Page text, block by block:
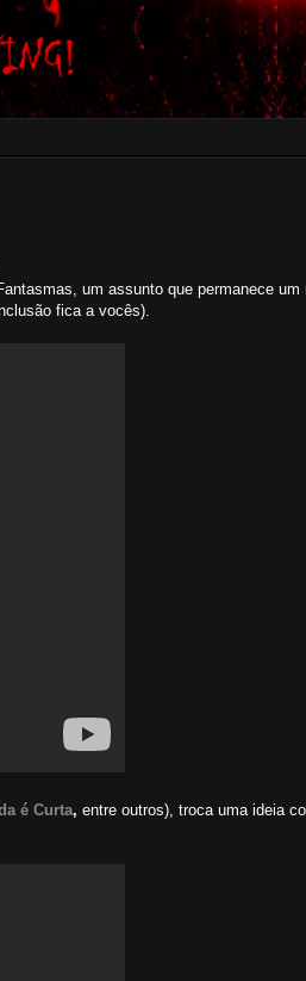
um assunto que permanece
fica a vocês).
é Curta, entre outros), troca uma ideia